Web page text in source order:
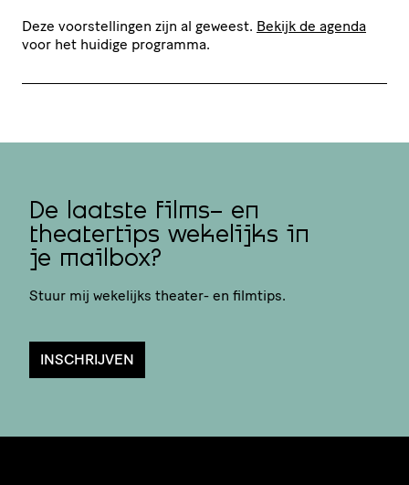
Deze voorstellingen zijn al geweest. Bekijk de agenda
voor het huidige programma.
De laatste films- en
theatertips wekelijks in
je mailbox?
Stuur mij wekelijks theater- en filmtips.
INSCHRIJVEN